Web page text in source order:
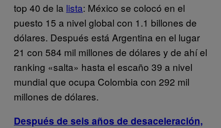
top 40 de la lista: México se colocó en el
puesto 15 a nivel global con 1.1 billones de
dólares. Después está Argentina en el lugar
21 con 584 mil millones de dólares y de ahí el
ranking «salta» hasta el escaño 39 a nivel
mundial que ocupa Colombia con 292 mil
millones de dólares.
Después de seis años de desaceleración,